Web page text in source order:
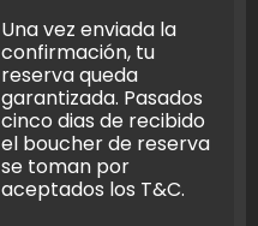
Una vez enviada la
confirmación, tu
reserva queda
garantizada. Pasados
cinco dias de recibido
el boucher de reserva
se toman por
aceptados los T&C.